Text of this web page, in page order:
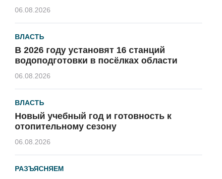
06.08.2026
ВЛАСТЬ
В 2026 году установят 16 станций
водоподготовки в посёлках области
06.08.2026
ВЛАСТЬ
Новый учебный год и готовность к
отопительному сезону
06.08.2026
РАЗЪЯСНЯЕМ